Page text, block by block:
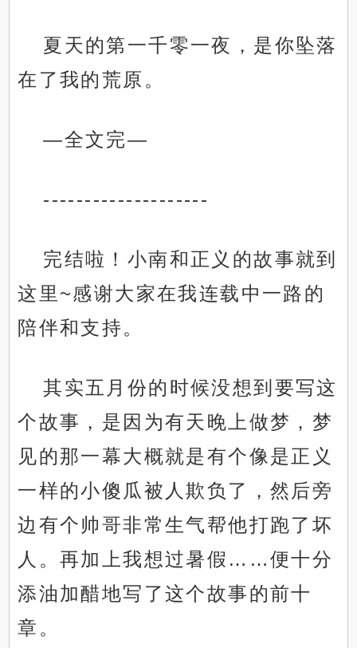
夏天的第一千零一夜，是你坠落
在了我的荒原。
—全文完—
--------------------
完结啦！小南和正义的故事就到
这里~感谢大家在我连载中一路的
陪伴和支持。
其实五月份的时候没想到要写这
个故事，是因为有天晚上做梦，梦
见的那一幕大概就是有个像是正义
一样的小傻瓜被人欺负了，然后旁
边有个帅哥非常生气帮他打跑了坏
人。再加上我想过暑假……便十分
添油加醋地写了这个故事的前十
章。